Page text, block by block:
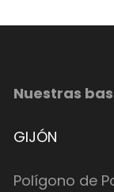
Nuestras
GIJÓN
Polígono de